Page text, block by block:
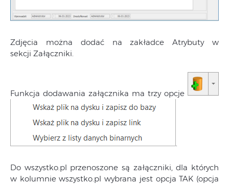
Zdjęcia można dodać na zakładce Atrybuty w
sekcji Załączniki.
Funkcja dodawania załącznika ma trzy opcje
Do wszystko.pl przenoszone są załączniki, dla których
w kolumnie wszystko.pl wybrana jest opcja TAK (opcja